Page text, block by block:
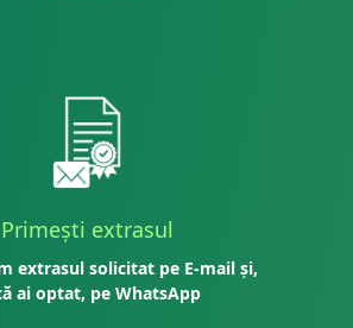
Primești extrasul
extrasul solicitat pe E-mail și,
ai optat, pe WhatsApp